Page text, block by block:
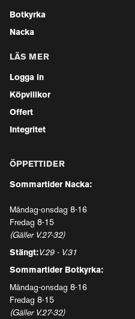
Botkyrka
Nacka
LÄS MER
Logga in
Köpvillkor
Offert
Integritet
ÖPPETTIDER
Sommartider Nacka:
Måndag-onsdag 8-16
Fredag 8-15
(Gäller V.27-32)
Stängt:V.29 - V.31
Sommartider Botkyrka:
Måndag-onsdag 8-16
Fredag 8-15
(Gäller V.27-32)